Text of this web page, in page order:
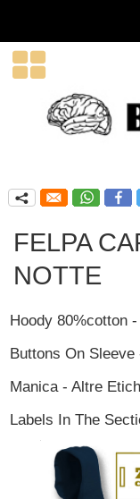

q
FELPA
NOTTE
Hoody 80%cotton
Buttons On
Manica - Altre
Labels In The